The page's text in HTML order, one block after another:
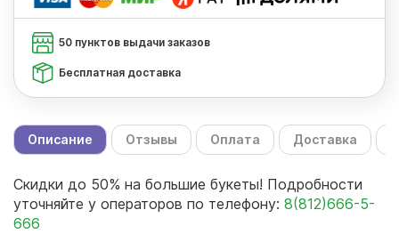
50 пунктов выдачи заказов
Бесплатная доставка
Описание Отзывы Оплата Доставка
Скидки до 50% на большие букеты! Подробности
уточняйте у операторов по телефону: 8(812)666-5-
666